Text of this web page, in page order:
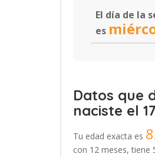
El día de la
es
Datos que
naciste el
Tu edad exacta es
con 12 meses, tiene